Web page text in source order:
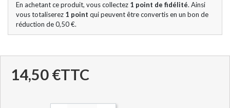
En achetant ce produit, vous collectez 1 point de fidélité. Ainsi
vous totaliserez 1 point qui peuvent être convertis en un bon de
réduction de0,50 €.
14,50 €TTC